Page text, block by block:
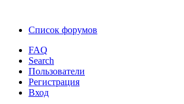
Список форумов
FAQ
Search
Пользователи
Регистрация
Вход